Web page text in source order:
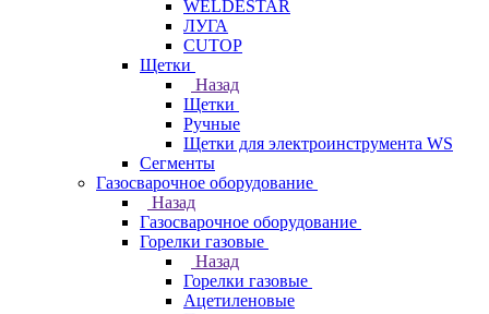
WELDESTAR
ЛУГА
CUTOP
Щетки
Назад
Щетки
Ручные
Щетки для электроинструмента WS
Сегменты
Газосварочное оборудование
Назад
Газосварочное оборудование
Горелки газовые
Назад
Горелки газовые
Ацетиленовые